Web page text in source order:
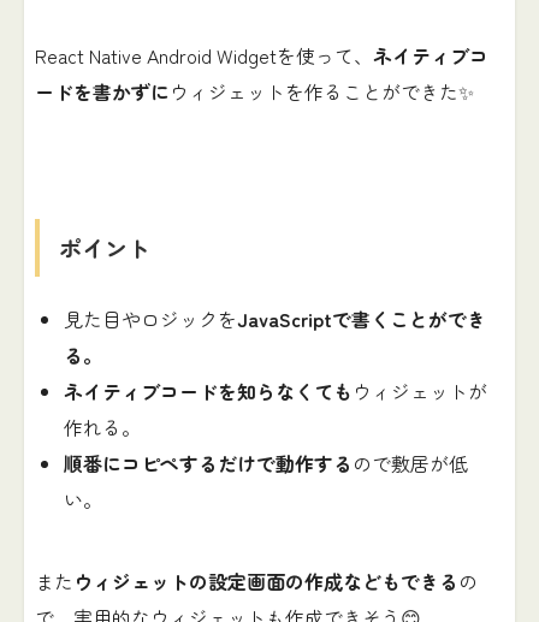
React Native Android Widgetを使って、 ネイティブコ
ードを書かずにウィジェットを作ることができた✨
ポイント
見た目やロジックをJavaScriptで書くことができ
る。
ネイティブコードを知らなくても ウィジェットが
作れる。
順番にコピペするだけで動作する ので敷居が低
い。
また ウィジェットの設定画面の作成などもできる の